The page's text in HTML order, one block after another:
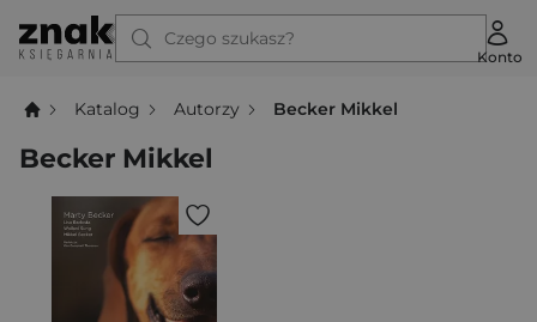
Czego szukasz?
Konto
Katalog Autorzy Becker Mikkel
Becker Mikkel